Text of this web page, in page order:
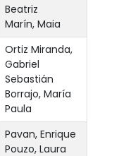
Beatriz
Marín, Maia
Ortiz Miranda,
Gabriel
Sebastián
Borrajo, María
Paula
Pavan, Enrique
Pouzo, Laura